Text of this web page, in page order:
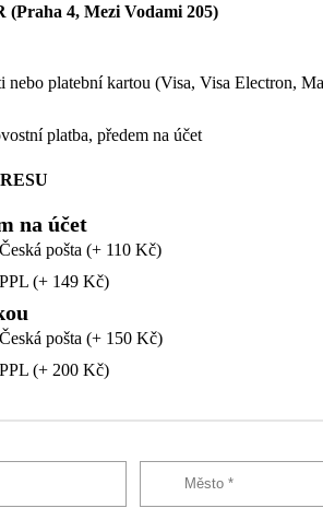
(Praha 4, Mezi Vodami 205)
nebo platební kartou (Visa, Visa Electron,
platba, předem na účet
na účet
pošta (+ 110 Kč)
(+ 149 Kč)
pošta (+ 150 Kč)
(+ 200 Kč)